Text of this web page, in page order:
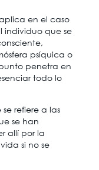
en el caso
individuo que se
psíquica o
penetra en
todo lo
refiere a las
se han
allí por la
si no se